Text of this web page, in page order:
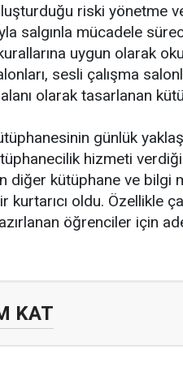
riski yönetme ve
salgınla mücadele
uygun olarak
sesli çalışma
olarak tasarlanan
günlük
hizmeti
diğer kütüphane ve bilgi
kurtarıcı oldu. Özellikle
öğrenciler için
KAT